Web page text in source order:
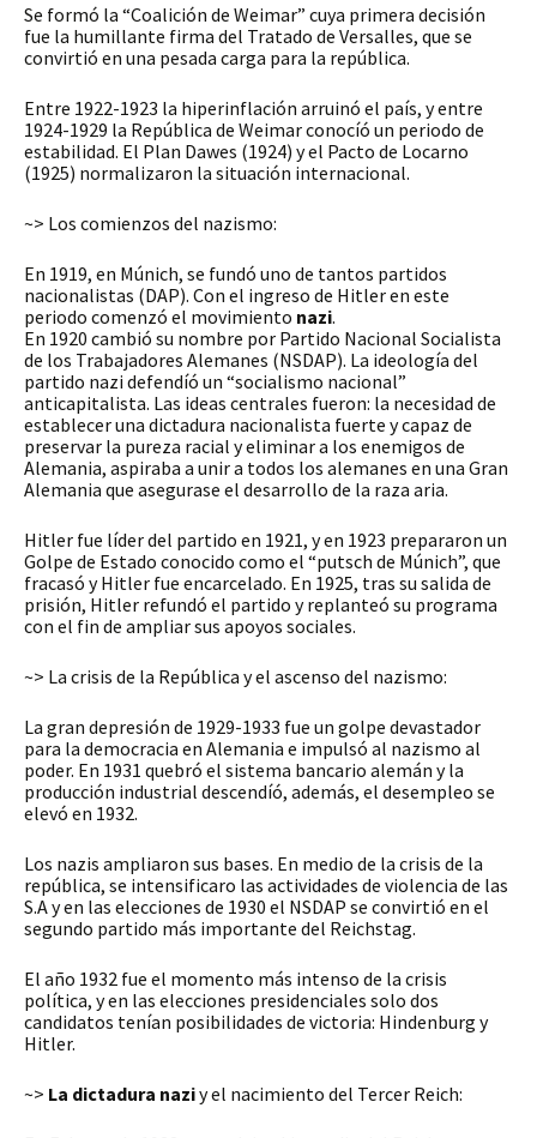
Se formó la “Coalición de Weimar” cuya primera decisión
fue la humillante firma del Tratado de Versalles, que se
convirtió en una pesada carga para la república.
Entre 1922-1923 la hiperinflación arruinó el país, y entre
1924-1929 la República de Weimar conocíó un periodo de
estabilidad. El Plan Dawes (1924) y el Pacto de Locarno
(1925) normalizaron la situación internacional.
~> Los comienzos del nazismo:
En 1919, en Múnich, se fundó uno de tantos partidos
nacionalistas (DAP). Con el ingreso de Hitler en este
periodo comenzó el movimiento nazi.
En 1920 cambió su nombre por Partido Nacional Socialista
de los Trabajadores Alemanes (NSDAP). La ideología del
partido nazi defendíó un “socialismo nacional”
anticapitalista. Las ideas centrales fueron: la necesidad de
establecer una dictadura nacionalista fuerte y capaz de
preservar la pureza racial y eliminar a los enemigos de
Alemania, aspiraba a unir a todos los alemanes en una Gran
Alemania que asegurase el desarrollo de la raza aria.
Hitler fue líder del partido en 1921, y en 1923 prepararon un
Golpe de Estado conocido como el “putsch de Múnich”, que
fracasó y Hitler fue encarcelado. En 1925, tras su salida de
prisión, Hitler refundó el partido y replanteó su programa
con el fin de ampliar sus apoyos sociales.
~> La crisis de la República y el ascenso del nazismo:
La gran depresión de 1929-1933 fue un golpe devastador
para la democracia en Alemania e impulsó al nazismo al
poder. En 1931 quebró el sistema bancario alemán y la
producción industrial descendíó, además, el desempleo se
elevó en 1932.
Los nazis ampliaron sus bases. En medio de la crisis de la
república, se intensificaro las actividades de violencia de las
S.A y en las elecciones de 1930 el NSDAP se convirtió en el
segundo partido más importante del Reichstag.
El año 1932 fue el momento más intenso de la crisis
política, y en las elecciones presidenciales solo dos
candidatos tenían posibilidades de victoria: Hindenburg y
Hitler.
~> La dictadura naziy el nacimiento del Tercer Reich: